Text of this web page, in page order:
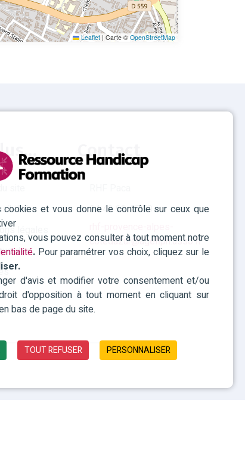
et vous donne le contrôle sur ceux que
vous pouvez consulter à tout moment notre
. Pour paramétrer vos choix, cliquez sur le
d'avis et modifier votre consentement et/ou
d'opposition à tout moment en cliquant sur
bas de page du site.
TOUT REFUSER PERSONNALISER
Leaflet | Carte © OpenStreetMap
légales
des
Contact
04 42 93 15 50
cotedazur@agefiph.asso.fr